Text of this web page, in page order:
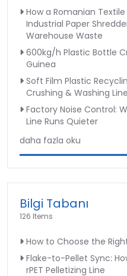
How a Romanian
Industrial Paper
Warehouse Waste
600kg/h Plastic Bottle
Guinea
Soft Film Plastic
Crushing & Washing
Factory Noise Control:
Line Runs Quieter
daha fazla oku
Bilgi Tabanı
126 Items
How to Choose the
Flake-to-Pellet Sync:
rPET Pelletizing Line